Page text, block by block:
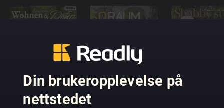
Din brukeropplevelse på
nettstedet
Wohnen &
Deko
Raum und
Wohnen
Shabby
France